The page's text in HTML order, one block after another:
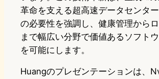
革命を支える超高速データセンタ
の必要性を強調し、健康管理から
まで幅広い分野で価値あるソフト
を可能にします。
Huangのプレゼンテーションは、